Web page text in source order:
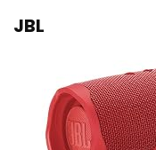
JBL